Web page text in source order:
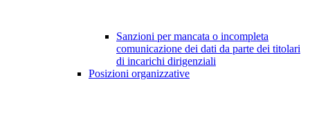
Sanzioni per mancata o incompleta
comunicazione dei dati da parte dei titolari
di incarichi dirigenziali
Posizioni organizzative